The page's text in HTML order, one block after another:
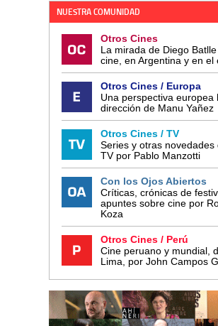
NUESTRA COMUNIDAD
Otros Cines
La mirada de Diego
cine, en Argentina y en el
Otros Cines / Europa
Una perspectiva europea
dirección de Manu Yañez
Otros Cines / TV
Series y otras novedades
TV por Pablo Manzotti
Con los Ojos Abiertos
Críticas, crónicas de
apuntes sobre cine por
Koza
Otros Cines / Perú
Cine peruano y mundial,
Lima, por John Campos